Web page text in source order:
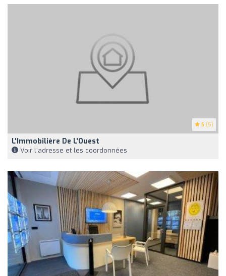
5 (5)
L'Immobilière De L'Ouest
Voir l'adresse et les coordonnées